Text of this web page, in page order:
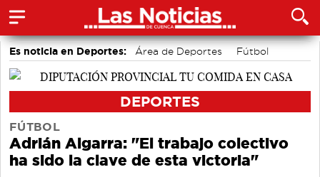
Es noticia en Deportes: Área de Deportes
Fútbol
Motor
Bolos conquenses
DEPORTES
FÚTBOL
Adrián Algarra: "El trabajo colectivo
ha sido la clave de esta victoria"